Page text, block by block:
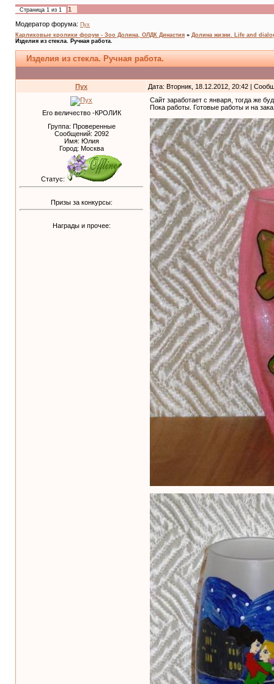
Страница 1 из 1
1
Модератор форума: Пух
Карликовые кролики форум - Зоо Долина, ОЛДК Династия » Долина жизни. Life and
Изделия из стекла. Ручная работа.
Изделия из стекла. Ручная работа.
Пух Дата: Вторник, 18.12.2012, 20:42 |
Его величество -КРОЛИК
Группа: Проверенные
Сообщений: 2092
Имя: Юлия
Город: Москва
Статус:
Призы за конкурсы:
Награды и прочее:
Сайт заработает с января, тогда же
Пока работы. Готовые работы и на